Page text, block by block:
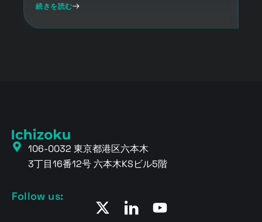
続きを読む
106-0032 東京都港区六本木
3丁目16番12号 六本木KSビル5階
Follow us: